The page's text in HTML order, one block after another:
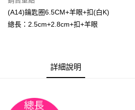
運送方式
全家取貨付款
每筆NT$60，滿NT$1,500(含以上)免運費
每筆NT$60，滿NT$1,500(含以上)免運費
(A14)鑰匙圈6.5CM+羊眼+扣(白K)
總長：2.5cm+2.8cm+扣+羊眼
詳細說明